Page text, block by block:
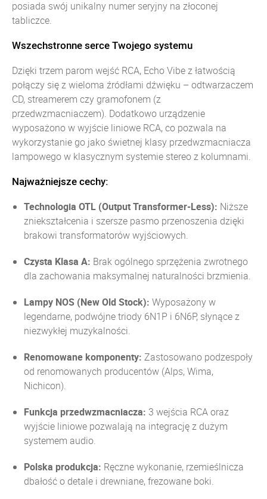
posiada swój unikalny numer seryjny na złoconej
tabliczce.
Wszechstronne serce Twojego systemu
Dzięki trzem parom wejść RCA, Echo Vibe z łatwością
połączy się z wieloma źródłami dźwięku – odtwarzaczem
CD, streamerem czy gramofonem (z
przedwzmacniaczem). Dodatkowo urządzenie
wyposażono w wyjście liniowe RCA, co pozwala na
wykorzystanie go jako świetnej klasy przedwzmacniacza
lampowego w klasycznym systemie stereo z kolumnami.
Najważniejsze cechy:
Technologia OTL (Output Transformer-Less): Niższe
zniekształcenia i szersze pasmo przenoszenia dzięki
brakowi transformatorów wyjściowych.
Czysta Klasa A: Brak ogólnego sprzężenia zwrotnego
dla zachowania maksymalnej naturalności brzmienia.
Lampy NOS (New Old Stock): Wyposażony w
legendarne, podwójne triody 6N1P i 6N6P, słynące z
niezwykłej muzykalności.
Renomowane komponenty: Zastosowano podzespoły
od renomowanych producentów (Alps, Wima,
Nichicon).
Funkcja przedwzmacniacza: 3 wejścia RCA oraz
wyjście liniowe pozwalają na integrację z dużym
systemem audio.
Polska produkcja: Ręczne wykonanie, rzemieślnicza
dbałość o detale i drewniane, frezowane boki.